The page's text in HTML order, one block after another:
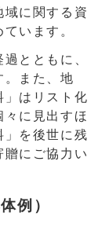
に関する資
います。
とともに、
。また、地
」はリスト化
に見出すほ
」を後世に残
贈にご協力い
例）